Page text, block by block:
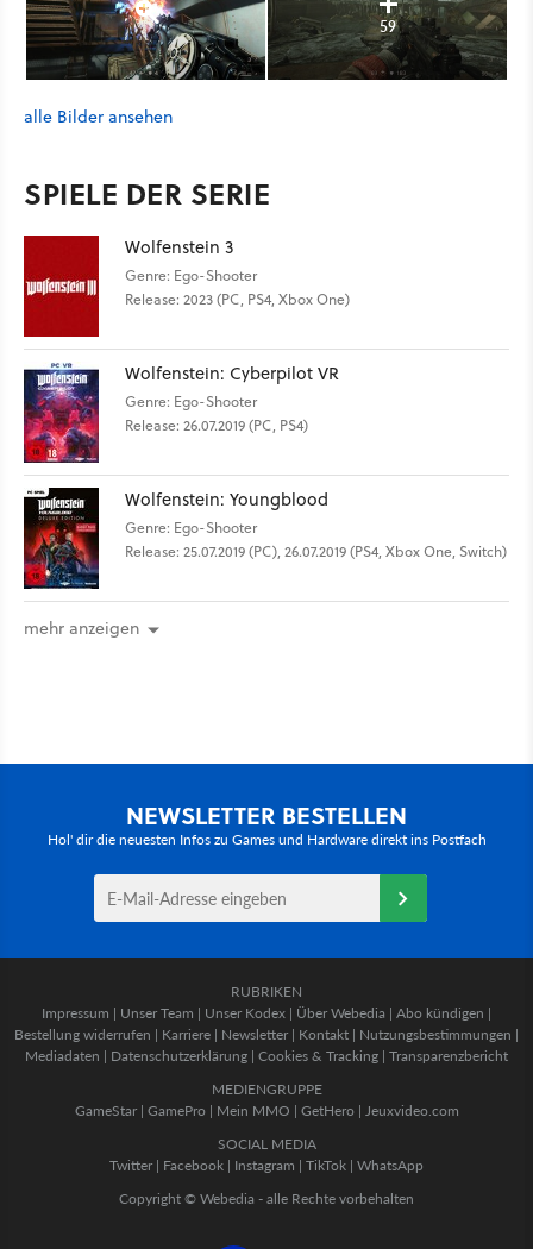
59
alle Bilder ansehen
SPIELE DER SERIE
Wolfenstein 3
Genre: Ego-Shooter
Release: 2023 (PC, PS4, Xbox One)
Wolfenstein: Cyberpilot VR
Genre: Ego-Shooter
Release: 26.07.2019 (PC, PS4)
Wolfenstein: Youngblood
Genre: Ego-Shooter
Release: 25.07.2019 (PC), 26.07.2019 (PS4, Xbox One, Switch)
mehr anzeigen
NEWSLETTER BESTELLEN
Hol' dir die neuesten Infos zu Games und Hardware direkt ins Postfach
RUBRIKEN
Impressum | Unser Team | Unser Kodex | Über Webedia | Abo kündigen |
Bestellung widerrufen | Karriere | Newsletter | Kontakt | Nutzungsbestimmungen |
Mediadaten | Datenschutzerklärung | Cookies & Tracking | Transparenzbericht
MEDIENGRUPPE
GameStar| GamePro | Mein MMO | GetHero | Jeuxvideo.com
SOCIAL MEDIA
Twitter | Facebook | Instagram | TikTok | WhatsApp
Copyright © Webedia - alle Rechte vorbehalten